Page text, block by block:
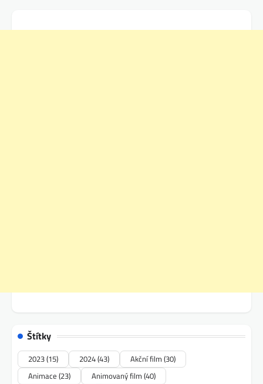
Štítky
2023(15) 2024(43) Akční film (30)
Animace (23) Animovaný film (40)